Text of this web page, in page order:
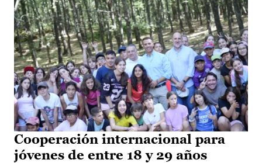
Cooperación internacional para
jóvenes de entre 18 y 29 años